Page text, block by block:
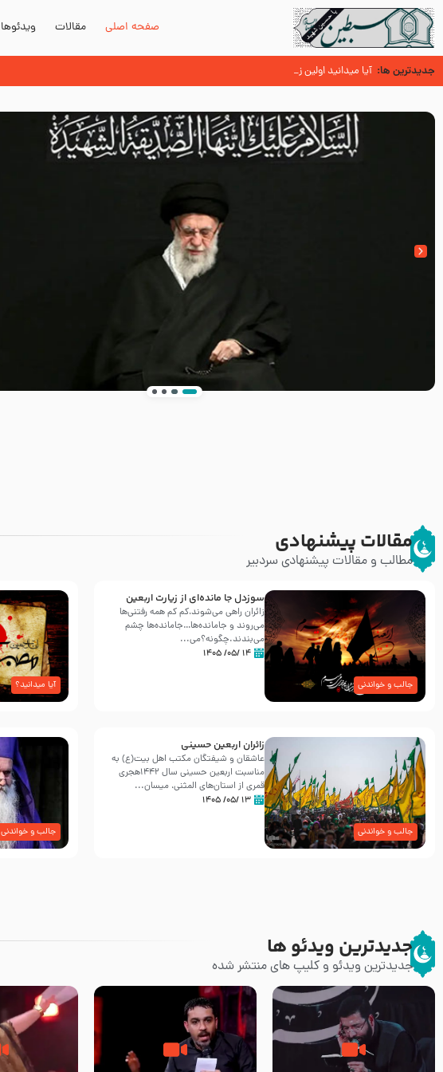
صفحه اصلی مقالات ویدئوها
جدیدترین ها: آیا میدانید اولین زائران مزار مطهر امام حسین (علیه السلام) چ
اسنادی کهن دال بر شهرت زیارت اربعین نزد امامیه در قرن ۶ و ۷ هجری
زائران اربعین حسینی
مقالات پیشنهادی
مطالب و مقالات پیشنهادی سردبیر
جالب و خواندنی
سوزدل جا مانده‌ای از زیارت اربعین
زائران راهی می‌شوند،کم‌ کم همه رفتنی‌ها
می‌روند و جامانده‌ها…جامانده‌ها چشم
می‌بندند.چگونه؟می‌...
۱۴ /۰۵/ ۱۴۰۵
آیا میدانید؟
جالب و خواندنی
زائران اربعین حسینی
عاشقان و شیفتگان مکتب اهل بیت(ع) به
مناسبت اربعین حسینی سال ۱۴۴۲هجری
قمری از استان‌های المثنی، میسان...
۱۳ /۰۵/ ۱۴۰۵
جالب و خواندنی
جدیدترین ویدئو ها
جدیدترین ویدئو و کلیپ های منتشر شده